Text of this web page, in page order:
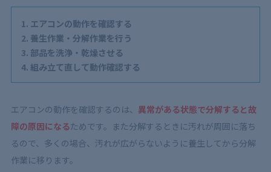
エアコンの動作を確認する
養生作業・分解作業を行う
部品を洗浄・乾燥させる
組み立て直して動作確認する
エアコンの動作を確認するのは、 異常がある状態で分解すると故
障の原因になるためです。また分解するときに汚れが周囲に落ち
るので、多くの場合、汚れが広がらないように養生してから分解
作業に移ります。